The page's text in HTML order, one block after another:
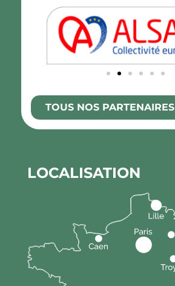
TOUS NOS PARTENAIRES
LOCALISATION